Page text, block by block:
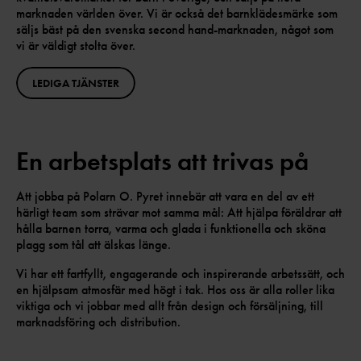
marknaden världen över. Vi är också det barnklädesmärke som
säljs bäst på den svenska second hand-marknaden, något som
vi är väldigt stolta över.
LEDIGA TJÄNSTER
En arbetsplats att trivas på
Att jobba på Polarn O. Pyret innebär att vara en del av ett
härligt team som strävar mot samma mål: Att hjälpa föräldrar att
hålla barnen torra, varma och glada i funktionella och sköna
plagg som tål att älskas länge.
Vi har ett fartfyllt, engagerande och inspirerande arbetssätt, och
en hjälpsam atmosfär med högt i tak. Hos oss är alla roller lika
viktiga och vi jobbar med allt från design och försäljning, till
marknadsföring och distribution.